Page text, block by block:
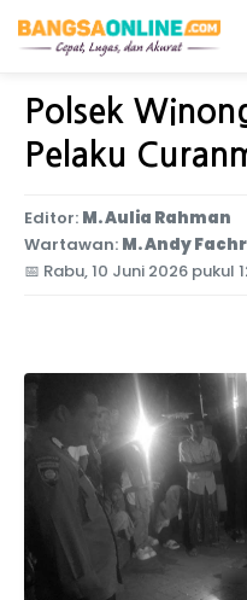
Home Jawa Timur
Polsek
Pelaku
Editor: M. Aulia Rahman
Wartawan: M. Andy
📅 Rabu, 10 Juni 2026 pukul